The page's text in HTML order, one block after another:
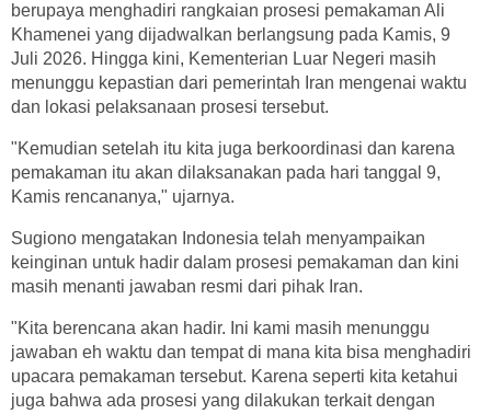
berupaya menghadiri rangkaian prosesi pemakaman Ali
Khamenei yang dijadwalkan berlangsung pada Kamis, 9
Juli 2026. Hingga kini, Kementerian Luar Negeri masih
menunggu kepastian dari pemerintah Iran mengenai waktu
dan lokasi pelaksanaan prosesi tersebut.
"Kemudian setelah itu kita juga berkoordinasi dan karena
pemakaman itu akan dilaksanakan pada hari tanggal 9,
Kamis rencananya," ujarnya.
Sugiono mengatakan Indonesia telah menyampaikan
keinginan untuk hadir dalam prosesi pemakaman dan kini
masih menanti jawaban resmi dari pihak Iran.
"Kita berencana akan hadir. Ini kami masih menunggu
jawaban eh waktu dan tempat di mana kita bisa menghadiri
upacara pemakaman tersebut. Karena seperti kita ketahui
juga bahwa ada prosesi yang dilakukan terkait dengan